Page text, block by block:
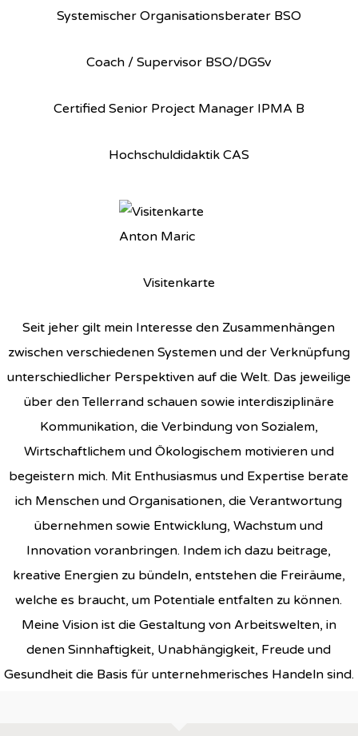
Systemischer Organisationsberater BSO
Coach / Supervisor BSO/DGSv
Certified Senior Project Manager IPMA B
Hochschuldidaktik CAS
Visitenkarte
Seit jeher gilt mein Interesse den Zusammenhängen
zwischen verschiedenen Systemen und der Verknüpfung
unterschiedlicher Perspektiven auf die Welt. Das jeweilige
über den Tellerrand schauen sowie interdisziplinäre
Kommunikation, die Verbindung von Sozialem,
Wirtschaftlichem und Ökologischem motivieren und
begeistern mich. Mit Enthusiasmus und Expertise berate
ich Menschen und Organisationen, die Verantwortung
übernehmen sowie Entwicklung, Wachstum und
Innovation voranbringen. Indem ich dazu beitrage,
kreative Energien zu bündeln, entstehen die Freiräume,
welche es braucht, um Potentiale entfalten zu können.
Meine Vision ist die Gestaltung von Arbeitswelten, in
denen Sinnhaftigkeit, Unabhängigkeit, Freude und
Gesundheit die Basis für unternehmerisches Handeln sind.